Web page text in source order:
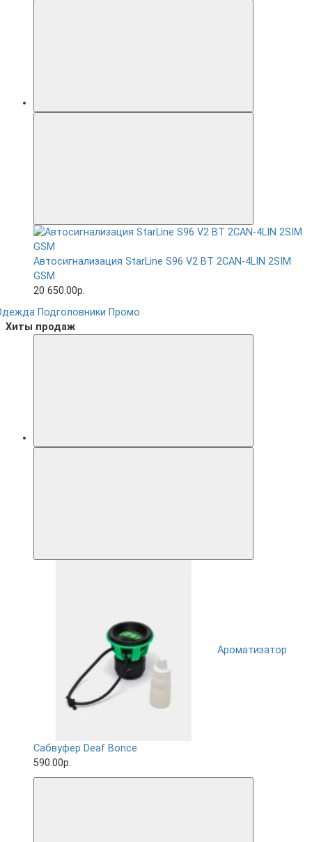
Автосигнализация StarLine S96 V2 BT 2CAN-4LIN 2SIM
GSM
20 650.00р.
Подголовники Промо
Хиты продаж
Ароматизатор
Сабвуфер Deaf Bonce
590.00р.